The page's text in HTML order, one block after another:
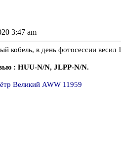
3:47 am
кобель, в день фотосессии весил
: HUU-N/N, JLPP-N/N.
Великий AWW 11959